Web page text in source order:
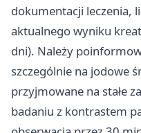
dokumentacji leczenia,
aktualnego wyniku
dni). Należy
szczególnie na jodowe
przyjmowane na stałe
badaniu z kontrastem